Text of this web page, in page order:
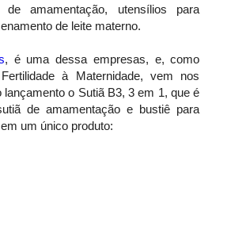
de amamentação, utensílios para
de leite materno.
, é uma dessa empresas, e, como
à Maternidade, vem nos
o Sutiã B3, 3 em 1, que é
de amamentação e bustiê para
um único produto: